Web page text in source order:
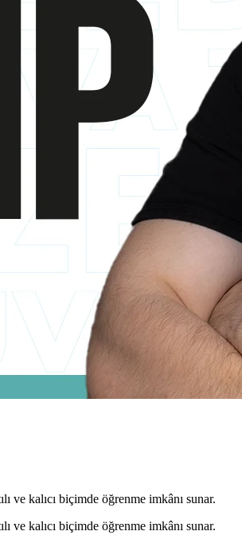
ve kalıcı biçimde öğrenme imkânı sunar.
ve kalıcı biçimde öğrenme imkânı sunar.